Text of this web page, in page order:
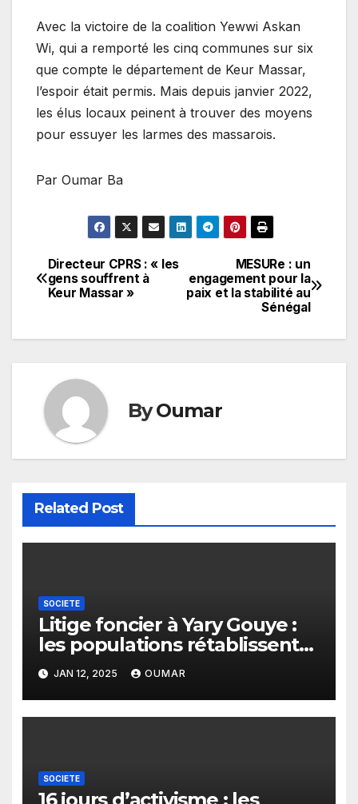
Avec la victoire de la coalition Yewwi Askan
Wi, qui a remporté les cinq communes sur six
que compte le département de Keur Massar,
l’espoir était permis. Mais depuis janvier 2022,
les élus locaux peinent à trouver des moyens
pour essuyer les larmes des massarois.
Par Oumar Ba
Navigation
de
l’article
MESURe : un
engagement pour la
paix et la stabilité au
Sénégal
Directeur CPRS : « les
gens souffrent à
Keur Massar »
ByOumar
Related Post
SOCIETE
Litige foncier à Yary Gouye :
les populations rétablissent
la vérité
JAN 12, 2025 OUMAR
SOCIETE
16 jours d’activisme : les